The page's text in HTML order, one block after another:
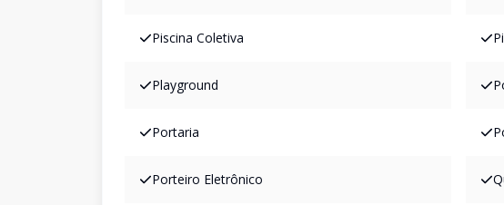
Piscina Coletiva
Playground
Portaria
Porteiro Eletrônico